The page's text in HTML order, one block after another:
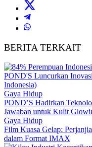
BERITA TERKAIT
Gaya Hidup
POND’S Hadirkan
Jawaban untuk Kulit
Gaya Hidup
Film Kuasa Gelap:
dalam Format IMAX